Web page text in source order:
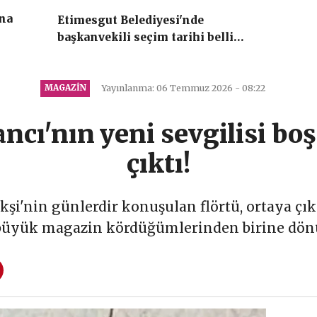
Etimesgut Belediyesi'nde
başkanvekili seçim tarihi belli
MAGAZIN Yayınlanma: 06 Temmuz 2026 - 08:22
yeni sevgilisi
çıktı!
günlerdir konuşulan flörtü, ortaya
magazin kördüğümlerinden birine